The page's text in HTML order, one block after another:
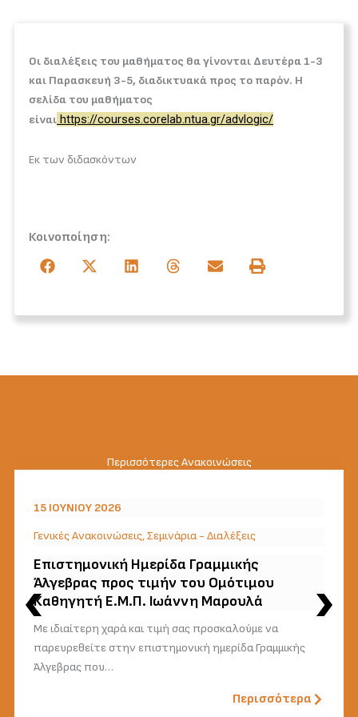
Οι διαλέξεις του μαθήματος θα γίνονται Δευτέρα 1-3
και Παρασκευή 3-5, διαδικτυακά προς το παρόν. Η
σελίδα του μαθήματος
είναι https://courses.corelab.ntua.gr/advlogic/
Εκ των διδασκόντων
Κοινοποίηση:
Περισσότερες Ανακοινώσεις
15 ΙΟΥΝΊΟΥ 2026
Γενικές Ανακοινώσεις,Σεμινάρια - Διαλέξεις
Επιστημονική Ημερίδα Γραμμικής
Άλγεβρας προς τιμήν του Ομότιμου
Καθηγητή Ε.Μ.Π. Ιωάννη Μαρουλά
Με ιδιαίτερη χαρά και τιμή σας προσκαλούμε να
παρευρεθείτε στην επιστημονική ημερίδα Γραμμικής
Άλγεβρας που…
Περισσότερα